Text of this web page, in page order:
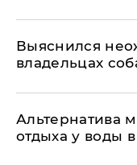
Выяснился
владельцах
Альтернатива
отдыха у воды